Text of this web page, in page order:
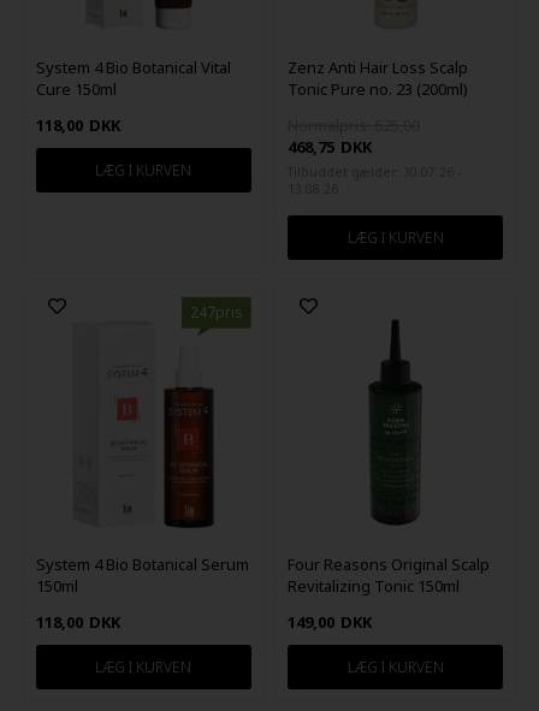
System 4 Bio Botanical Vital
Cure 150ml
118,00 DKK
Zenz Anti Hair Loss Scalp
Tonic Pure no. 23 (200ml)
468,75 DKK
247pris
System 4 Bio Botanical Serum
150ml
118,00 DKK
Four Reasons Original Scalp
Revitalizing Tonic 150ml
149,00 DKK